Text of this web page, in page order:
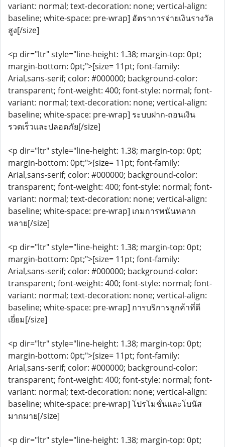
variant: normal; text-decoration: none; vertical-align:
baseline; white-space: pre-wrap] อัตราการจ่ายเงินรางวัล
สูง[/size]
<p dir="ltr" style="line-height: 1.38; margin-top: 0pt;
margin-bottom: 0pt;">[size= 11pt; font-family:
Arial,sans-serif; color: #000000; background-color:
transparent; font-weight: 400; font-style: normal; font-
variant: normal; text-decoration: none; vertical-align:
baseline; white-space: pre-wrap] ระบบฝาก-ถอนเงิน
รวดเร็วและปลอดภัย[/size]
<p dir="ltr" style="line-height: 1.38; margin-top: 0pt;
margin-bottom: 0pt;">[size= 11pt; font-family:
Arial,sans-serif; color: #000000; background-color:
transparent; font-weight: 400; font-style: normal; font-
variant: normal; text-decoration: none; vertical-align:
baseline; white-space: pre-wrap] เกมการพนันหลาก
หลาย[/size]
<p dir="ltr" style="line-height: 1.38; margin-top: 0pt;
margin-bottom: 0pt;">[size= 11pt; font-family:
Arial,sans-serif; color: #000000; background-color:
transparent; font-weight: 400; font-style: normal; font-
variant: normal; text-decoration: none; vertical-align:
baseline; white-space: pre-wrap] การบริการลูกค้าที่ดี
เยี่ยม[/size]
<p dir="ltr" style="line-height: 1.38; margin-top: 0pt;
margin-bottom: 0pt;">[size= 11pt; font-family:
Arial,sans-serif; color: #000000; background-color:
transparent; font-weight: 400; font-style: normal; font-
variant: normal; text-decoration: none; vertical-align:
baseline; white-space: pre-wrap] โปรโมชั่นและโบนัส
มากมาย[/size]
<p dir="ltr" style="line-height: 1.38; margin-top: 0pt;